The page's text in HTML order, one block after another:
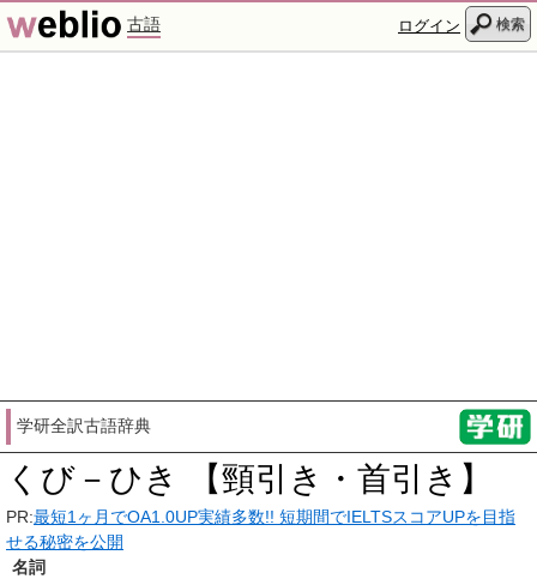
古語 ログイン 検索
学研全訳古語辞典
くび－ひき 【頸引き・首引き】
PR:最短1ヶ月でOA1.0UP実績多数!! 短期間でIELTSスコアUPを目指
せる秘密を公開
名詞